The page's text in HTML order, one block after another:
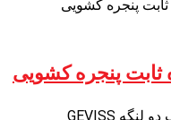
ثابت پنجره کشویی